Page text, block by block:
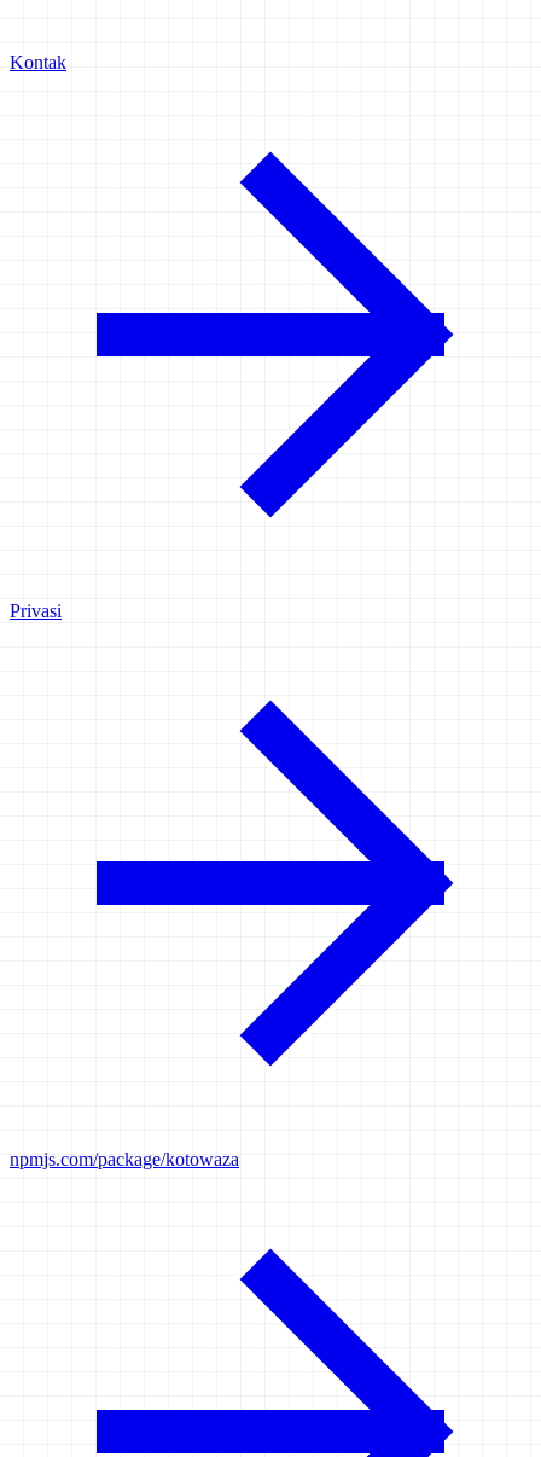
Kontak
Privasi
npmjs.com/package/kotowaza